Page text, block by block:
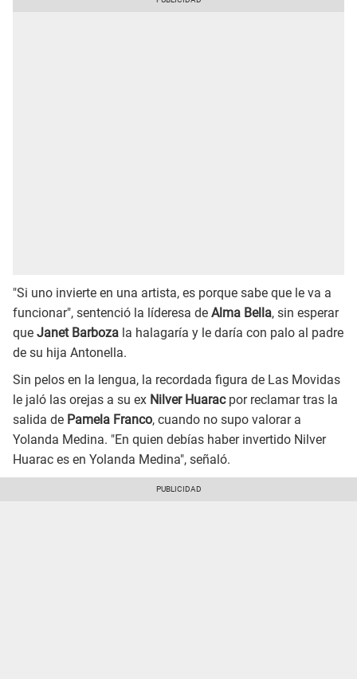
"Si uno invierte en una artista, es porque sabe que le va a
funcionar", sentenció la líderesa de Alma Bella, sin esperar
que Janet Barboza la halagaría y le daría con palo al padre
de su hija Antonella.
Sin pelos en la lengua, la recordada figura de Las Movidas
le jaló las orejas a su ex Nilver Huaracpor reclamar tras la
salida de Pamela Franco, cuando no supo valorar a
Yolanda Medina. "En quien debías haber invertido Nilver
Huarac es en Yolanda Medina", señaló.